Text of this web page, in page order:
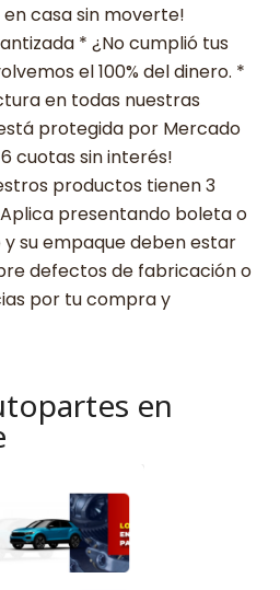
casa sin moverte!
* ¿No cumplió tus
el 100% del dinero. *
en todas nuestras
protegida por Mercado
cuotas sin interés!
productos tienen 3
presentando boleta o
su empaque deben estar
defectos de fabricación o
por tu compra y
en